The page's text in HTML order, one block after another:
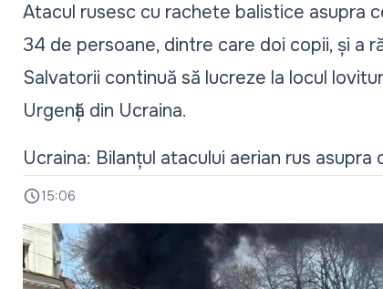
Atacul rusesc cu rachete balistice asupra
34 de persoane, dintre care doi copii, și a
Salvatorii continuă să lucreze la locul
Urgență din Ucraina.
Ucraina: Bilanțul atacului aerian rus
15:06